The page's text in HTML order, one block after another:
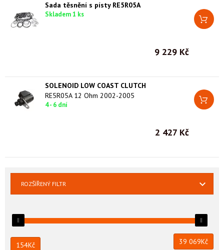
Sada těsnění s písty RE5R05A
Skladem 1 ks
9 229 Kč
SOLENOID LOW COAST CLUTCH
RE5R05A 12 Ohm 2002-2005
4 - 6 dní
2 427 Kč
ROZŠÍŘENÝ FILTR
154Kč 39 069Kč